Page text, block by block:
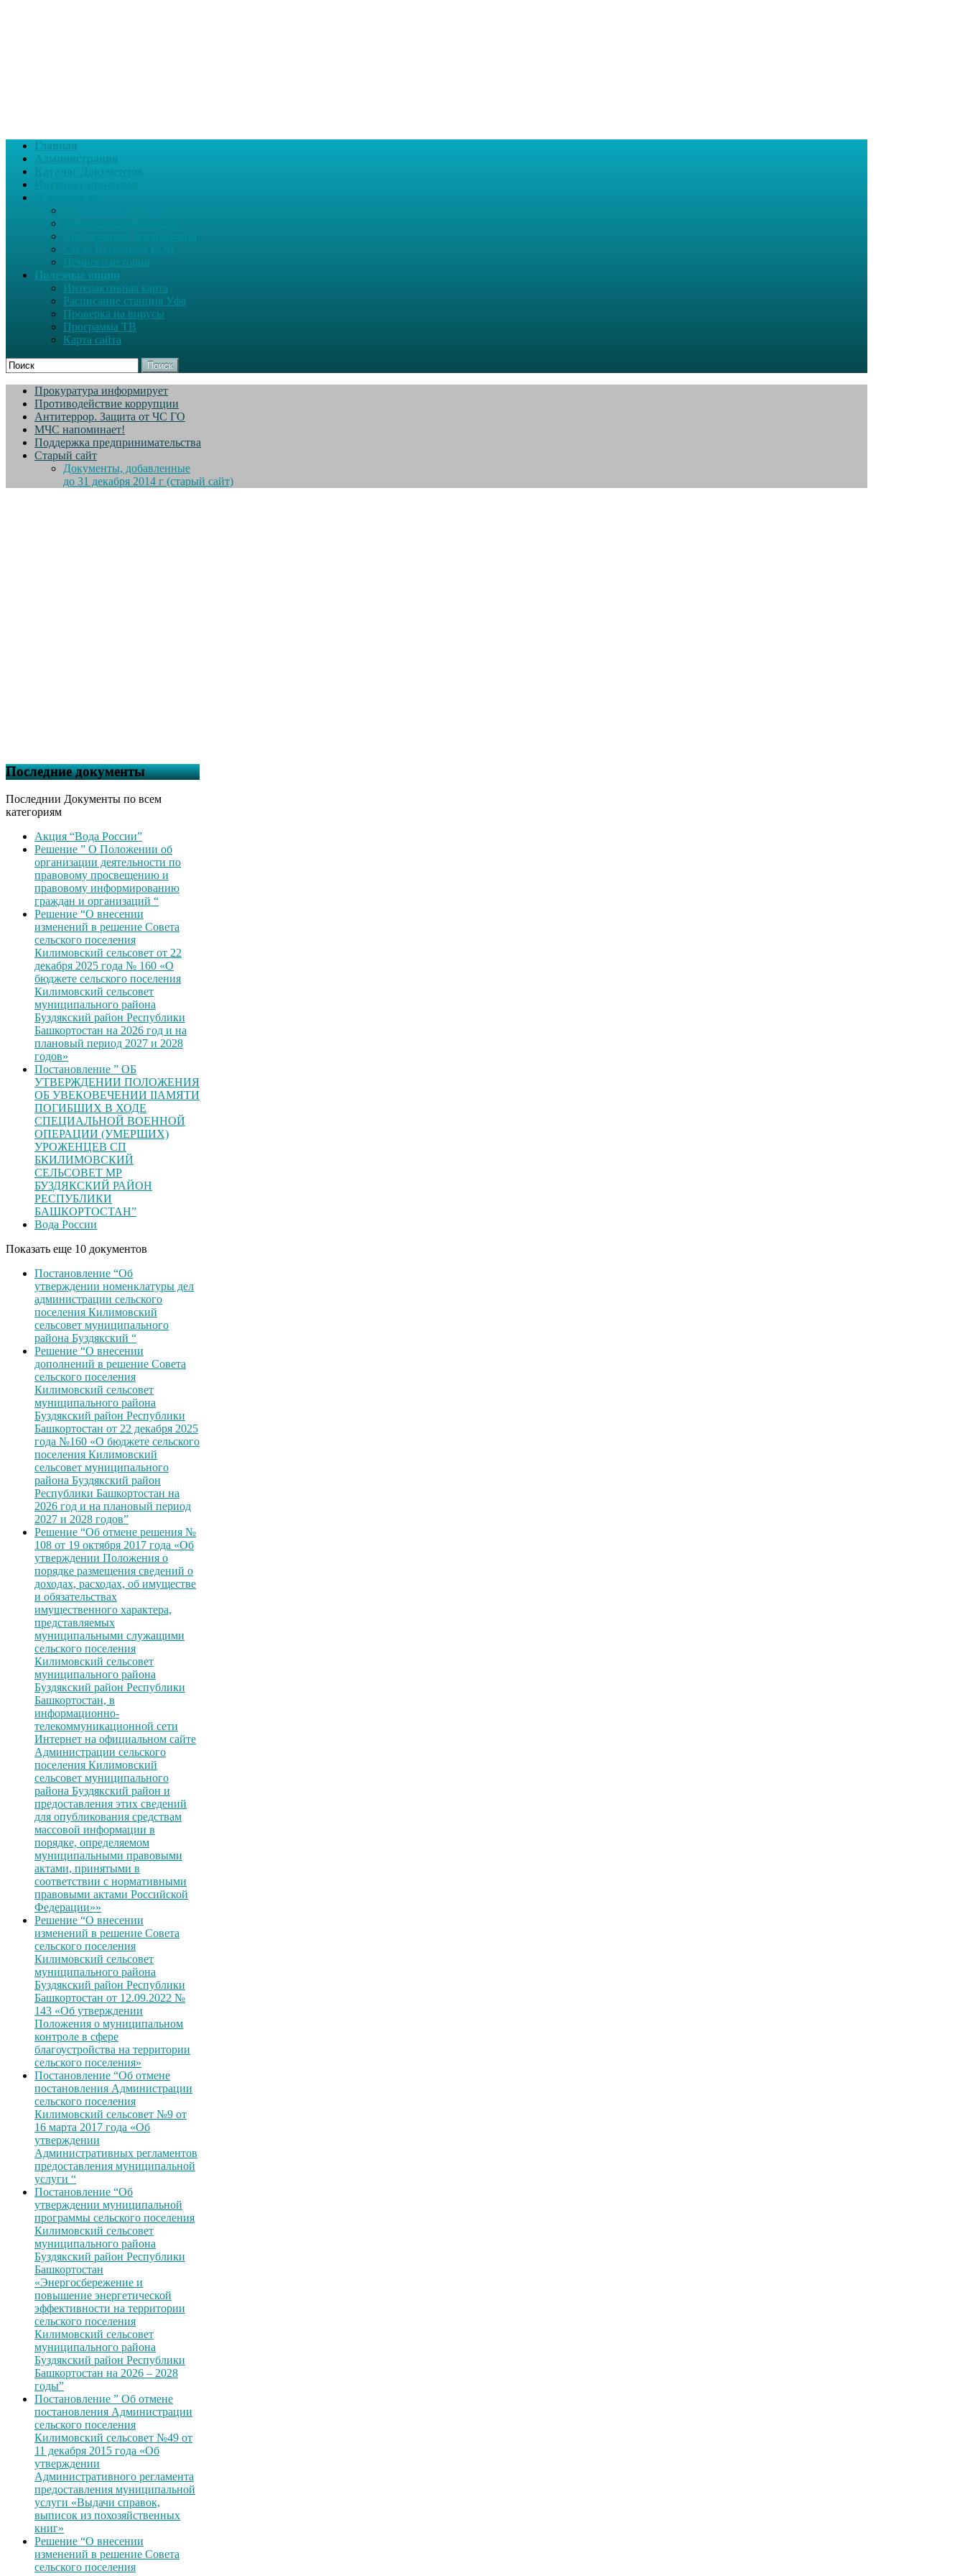
Главная
Администрация
Немного истории
Полезные опции
Интерактивная карта
Расписание станция Уфа
Проверка на вирусы
Программа ТВ
Карта сайта
Поиск
Прокуратура информирует
Противодействие коррупции
Антитеррор. Защита от ЧС ГО
МЧС напоминает!
Поддержка предпринимательства
Старый сайт
Документы, добавленные
до 31 декабря 2014 г (старый сайт)
Последние документы
Последнии Документы по всем
категориям
Акция “Вода России”
Решение ” О Положении об
организации деятельности по
правовому просвещению и
правовому информированию
граждан и организаций “
Решение “О внесении
изменений в решение Совета
сельского поселения
Килимовский сельсовет от 22
декабря 2025 года № 160 «О
бюджете сельского поселения
Килимовский сельсовет
муниципального района
Буздякский район Республики
Башкортостан на 2026 год и на
плановый период 2027 и 2028
годов»
Постановление ” ОБ
УТВЕРЖДЕНИИ ПОЛОЖЕНИЯ
ОБ УВЕКОВЕЧЕНИИ ІІАМЯТИ
ПОГИБШИХ В ХОДЕ
СПЕЦИАЛЬНОЙ ВОЕННОЙ
ОПЕРАЦИИ (УМЕРШИХ)
УРОЖЕНЦЕВ CП
БКИЛИМОВСКИЙ
СЕЛЬСОВЕТ МР
БУЗДЯКСКИЙ РАЙОН
РЕСПУБЛИКИ
БАШКОРТОСТАН”
Вода России
Показать еще 10 документов
Постановление “Об
утверждении номенклатуры дел
администрации сельского
поселения Килимовский
сельсовет муниципального
района Буздякский “
Решение “О внесении
дополнений в решение Совета
сельского поселения
Килимовский сельсовет
муниципального района
Буздякский район Республики
Башкортостан от 22 декабря 2025
года №160 «О бюджете сельского
поселения Килимовский
сельсовет муниципального
района Буздякский район
Республики Башкортостан на
2026 год и на плановый период
2027 и 2028 годов”
Решение “Об отмене решения №
108 от 19 октября 2017 года «Об
утверждении Положения о
порядке размещения сведений о
доходах, расходах, об имуществе
и обязательствах
имущественного характера,
представляемых
муниципальными служащими
сельского поселения
Килимовский сельсовет
муниципального района
Буздякский район Республики
Башкортостан, в
информационно-
телекоммуникационной сети
Интернет на официальном сайте
Администрации сельского
поселения Килимовский
сельсовет муниципального
района Буздякский район и
предоставления этих сведений
для опубликования средствам
массовой информации в
порядке, определяемом
муниципальными правовыми
актами, принятыми в
соответствии с нормативными
правовыми актами Российской
Федерации»»
Решение “О внесении
изменений в решение Совета
сельского поселения
Килимовский сельсовет
муниципального района
Буздякский район Республики
Башкортостан от 12.09.2022 №
143 «Об утверждении
Положения о муниципальном
контроле в сфере
благоустройства на территории
сельского поселения»
Постановление “Об отмене
постановления Администрации
сельского поселения
Килимовский сельсовет №9 от
16 марта 2017 года «Об
утверждении
Административных регламентов
предоставления муниципальной
услуги “
Постановление “Об
утверждении муниципальной
программы сельского поселения
Килимовский сельсовет
муниципального района
Буздякский район Республики
Башкортостан
«Энергосбережение и
повышение энергетической
эффективности на территории
сельского поселения
Килимовский сельсовет
муниципального района
Буздякский район Республики
Башкортостан на 2026 – 2028
годы”
Постановление ” Об отмене
постановления Администрации
сельского поселения
Килимовский сельсовет №49 от
11 декабря 2015 года «Об
утверждении
Административного регламента
предоставления муниципальной
услуги «Выдачи справок,
выписок из похозяйственных
книг»
Решение “О внесении
изменений в решение Совета
сельского поселения